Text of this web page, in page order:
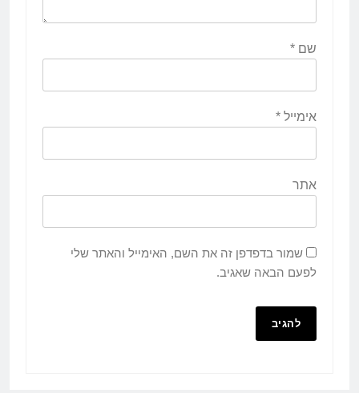
שם *
אימייל *
אתר
שמור בדפדפן זה את השם, האימייל והאתר שלי
לפעם הבאה שאגיב.